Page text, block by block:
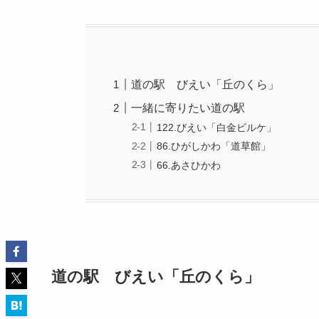
道の駅 びえい「丘のくら」
一緒に寄りたい道の駅
122.びえい「白金ビルケ」
86.ひがしかわ「道草館」
66.あさひかわ
道の駅 びえい「丘のくら」